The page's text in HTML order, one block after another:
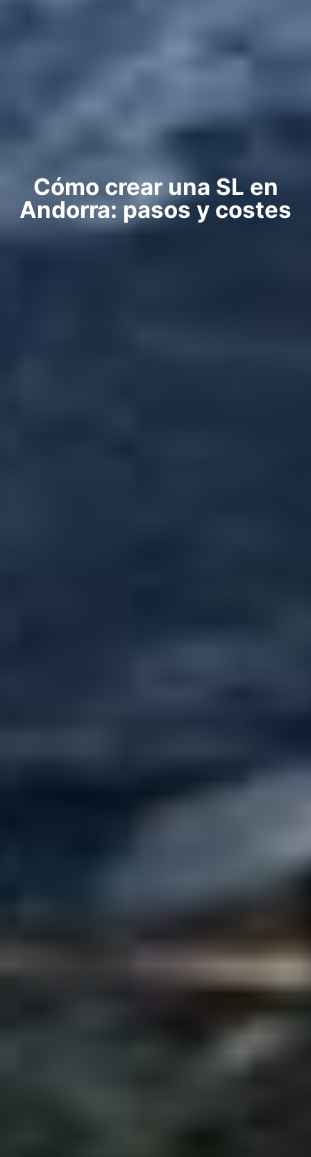
Cómo crear una SL en
Andorra: pasos y costes